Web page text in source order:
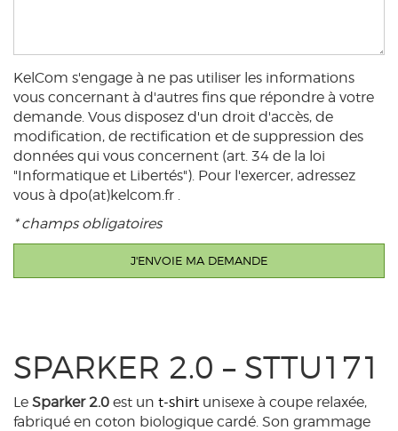
KelCom s'engage à ne pas utiliser les informations
vous concernant à d'autres fins que répondre à votre
demande. Vous disposez d'un droit d'accès, de
modification, de rectification et de suppression des
données qui vous concernent (art. 34 de la loi
"Informatique et Libertés"). Pour l'exercer, adressez
vous à dpo(at)kelcom.fr .
* champs obligatoires
SPARKER 2.0 – STTU171
Le Sparker 2.0 est un t-shirt unisexe à coupe relaxée,
fabriqué en coton biologique cardé. Son grammage